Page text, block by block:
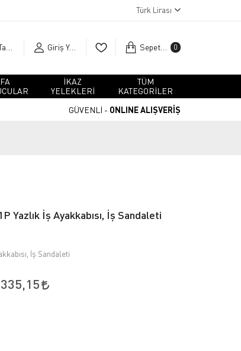
Türk Lirası
Giriş Yap Sepetim 0
İKAZ
YELEKLERİ
TÜM
KATEGORİLER
GÜVENLİ - ONLINE ALIŞVERİŞ
Yazlık İş Ayakkabısı, İş Sandaleti
İş Sandaleti